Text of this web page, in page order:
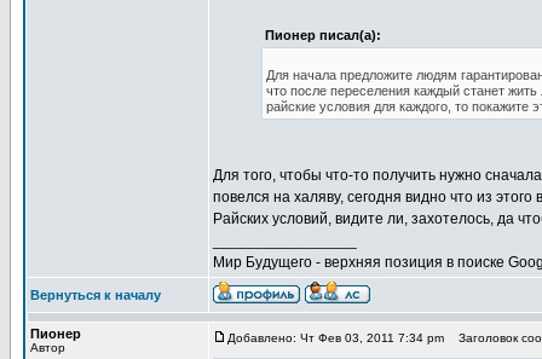
Пионер писал(а):
Для начала предложите людям
что после переселения каждый станет
райские условия для каждого, то покажите
Для того, чтобы что-то получить нужно
повелся на халяву, сегодня видно что из
Райских условий, видите ли, захотелось, да
Мир Будущего - верхняя позиция в поиске
Вернуться к началу
Пионер
Автор
Добавлено: Чт Фев 03, 2011 7:34 pm Заголовок